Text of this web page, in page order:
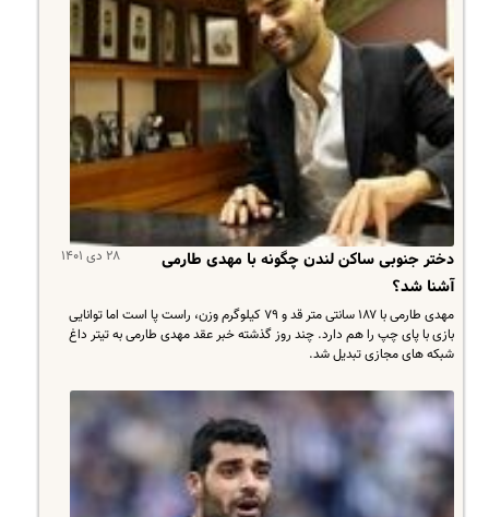
۲۸ دی ۱۴۰۱
دختر جنوبی ساکن لندن چگونه با مهدی طارمی
آشنا شد؟
مهدی طارمی با ۱۸۷ سانتی متر قد و ۷۹ کیلوگرم وزن، راست پا است اما توانایی
بازی با پای چپ را هم دارد. چند روز گذشته خبر عقد مهدی طارمی به تیتر داغ
شبکه های مجازی تبدیل شد.